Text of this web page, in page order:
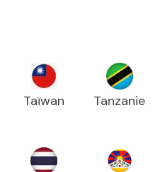
Taïwan Tanzanie